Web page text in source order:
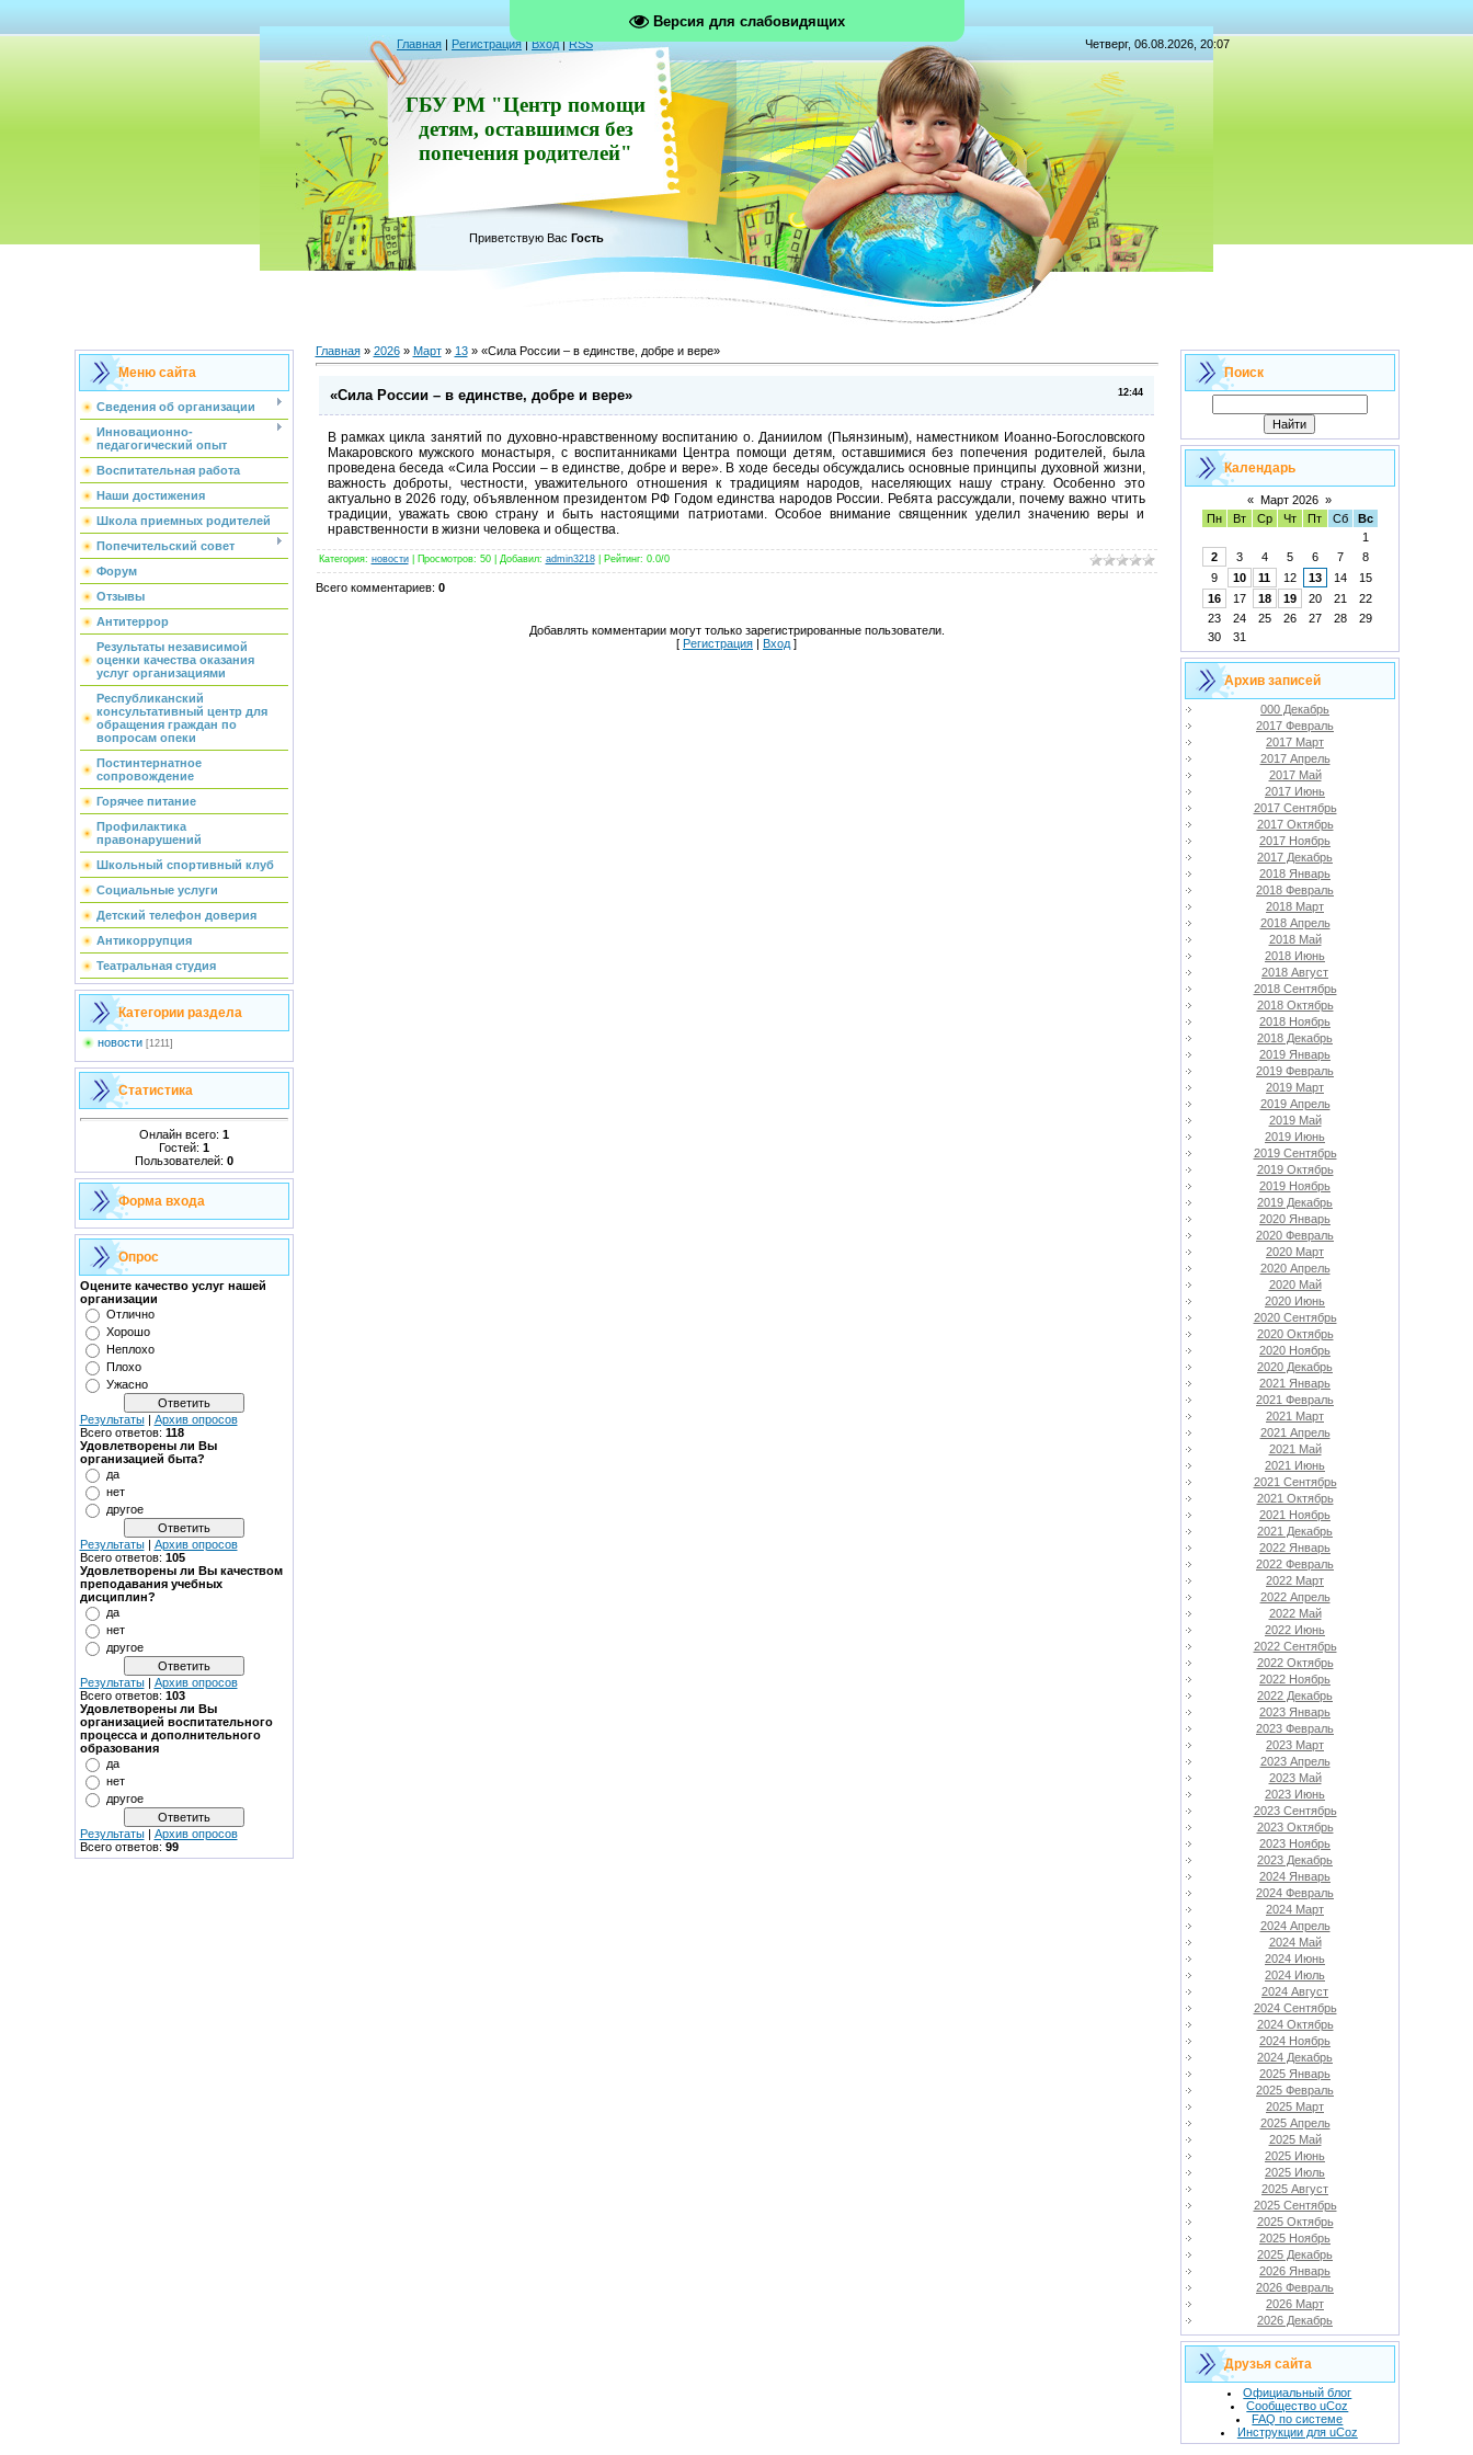
Версия для слабовидящих
Главная | Регистрация|Вход|RSS Четверг, 06.08.2026, 20:07
ГБУ РМ "Центр помощи
детям, оставшимся без
попечения родителей"
Приветствую Вас Гость
Меню сайта
Сведения об организации
Инновационно-
педагогический опыт
Воспитательная работа
Наши достижения
Школа приемных родителей
Попечительский совет
Форум
Отзывы
Антитеррор
Результаты независимой
оценки качества оказания
услуг организациями
Республиканский
консультативный центр для
обращения граждан по
вопросам опеки
Постинтернатное
сопровождение
Горячее питание
Профилактика
правонарушений
Школьный спортивный клуб
Социальные услуги
Детский телефон доверия
Антикоррупция
Театральная студия
Категории раздела
новости [1211]
Статистика
Онлайн всего: 1
Гостей: 1
Пользователей: 0
Форма входа
Опрос
Оцените качество услуг нашей
организации
Отлично
Хорошо
Неплохо
Плохо
Ужасно
Результаты| Архив опросов
Всего ответов: 118
Удовлетворены ли Вы
организацией быта?
да
нет
другое
Результаты| Архив опросов
Всего ответов: 105
Удовлетворены ли Вы качеством
преподавания учебных
дисциплин?
да
нет
другое
Результаты| Архив опросов
Всего ответов: 103
Удовлетворены ли Вы
организацией воспитательного
процесса и дополнительного
образования
да
нет
другое
Результаты| Архив опросов
Всего ответов: 99
Главная» 2026 » Март » 13» «Сила России – в единстве, добре и вере»
12:44
«Сила России – в единстве, добре и вере»
В рамках цикла занятий по духовно-нравственному воспитанию о. Даниилом (Пьянзиным), наместником Иоанно-Богословского
Макаровского мужского монастыря, с воспитанниками Центра помощи детям, оставшимися без попечения родителей, была
проведена беседа «Сила России – в единстве, добре и вере». В ходе беседы обсуждались основные принципы духовной жизни,
важность доброты, честности, уважительного отношения к традициям народов, населяющих нашу страну. Особенно это
актуально в 2026 году, объявленном президентом РФ Годом единства народов России. Ребята рассуждали, почему важно чтить
традиции, уважать свою страну и быть настоящими патриотами. Особое внимание священник уделил значению веры и
нравственности в жизни человека и общества.
Категория: новости| Просмотров: 50 | Добавил: admin3218| Рейтинг: 0.0/0
Всего комментариев: 0
Добавлять комментарии могут только зарегистрированные пользователи.
[ Регистрация | Вход ]
Поиск
Календарь
« Март 2026 »
Пн
Вт Ср Чт Пт Сб
Вс
1
2
3 4 5 6 7
8
9
10 11 12 13 14
15
16
17 18 19 20 21
22
23
24 25 26 27 28
29
30
31
Архив записей
000 Декабрь
2017 Февраль
2017 Март
2017 Апрель
2017 Май
2017 Июнь
2017 Сентябрь
2017 Октябрь
2017 Ноябрь
2017 Декабрь
2018 Январь
2018 Февраль
2018 Март
2018 Апрель
2018 Май
2018 Июнь
2018 Август
2018 Сентябрь
2018 Октябрь
2018 Ноябрь
2018 Декабрь
2019 Январь
2019 Февраль
2019 Март
2019 Апрель
2019 Май
2019 Июнь
2019 Сентябрь
2019 Октябрь
2019 Ноябрь
2019 Декабрь
2020 Январь
2020 Февраль
2020 Март
2020 Апрель
2020 Май
2020 Июнь
2020 Сентябрь
2020 Октябрь
2020 Ноябрь
2020 Декабрь
2021 Январь
2021 Февраль
2021 Март
2021 Апрель
2021 Май
2021 Июнь
2021 Сентябрь
2021 Октябрь
2021 Ноябрь
2021 Декабрь
2022 Январь
2022 Февраль
2022 Март
2022 Апрель
2022 Май
2022 Июнь
2022 Сентябрь
2022 Октябрь
2022 Ноябрь
2022 Декабрь
2023 Январь
2023 Февраль
2023 Март
2023 Апрель
2023 Май
2023 Июнь
2023 Сентябрь
2023 Октябрь
2023 Ноябрь
2023 Декабрь
2024 Январь
2024 Февраль
2024 Март
2024 Апрель
2024 Май
2024 Июнь
2024 Июль
2024 Август
2024 Сентябрь
2024 Октябрь
2024 Ноябрь
2024 Декабрь
2025 Январь
2025 Февраль
2025 Март
2025 Апрель
2025 Май
2025 Июнь
2025 Июль
2025 Август
2025 Сентябрь
2025 Октябрь
2025 Ноябрь
2025 Декабрь
2026 Январь
2026 Февраль
2026 Март
2026 Декабрь
Друзья сайта
Официальный блог
Сообщество uCoz
FAQ по системе
Инструкции для uCoz